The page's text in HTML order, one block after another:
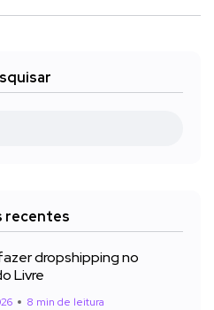
recentes
dropshipping no
Livre
8 min de leitura